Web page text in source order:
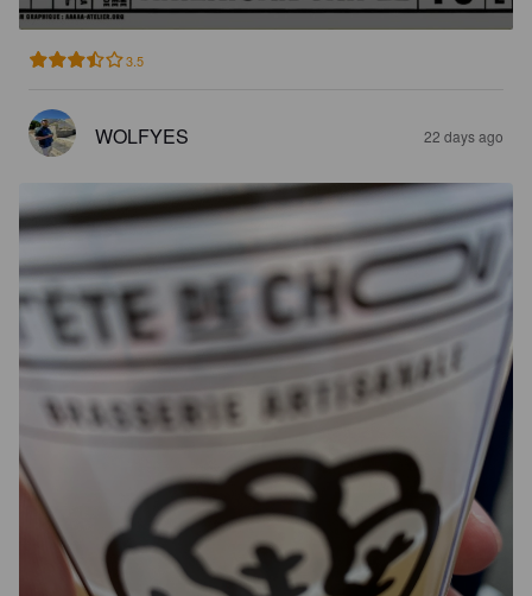
3.5
WOLFYES 22 days ago